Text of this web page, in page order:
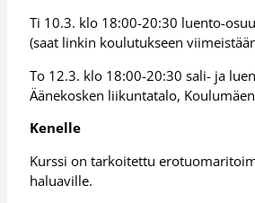
Ti 10.3. klo 18:00-20:30 luento-
(saat linkin koulutukseen
To 12.3. klo 18:00-20:30 sali- ja
Äänekosken liikuntatalo,
Kenelle
Kurssi on tarkoitettu
haluaville.